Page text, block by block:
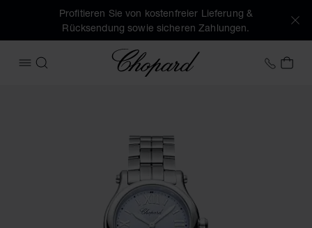
Profitieren Sie von kostenfreier Lieferung &
Rücksendung sowie sicheren Zahlungen.
MENÜ ÖFFNEN
SUCHEN
Chopard +43